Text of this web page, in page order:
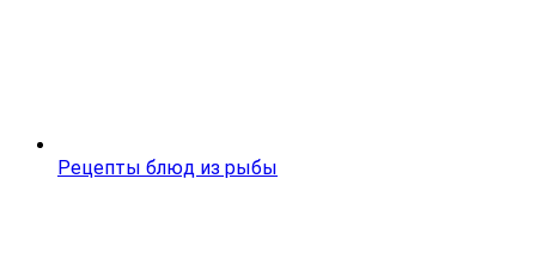
Рецепты блюд из рыбы